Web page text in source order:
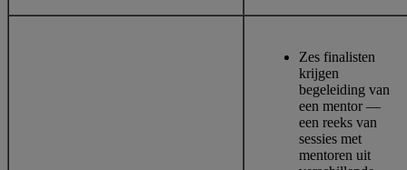
Zes finalisten
krijgen
begeleiding van
een mentor —
een reeks van
sessies met
mentoren uit